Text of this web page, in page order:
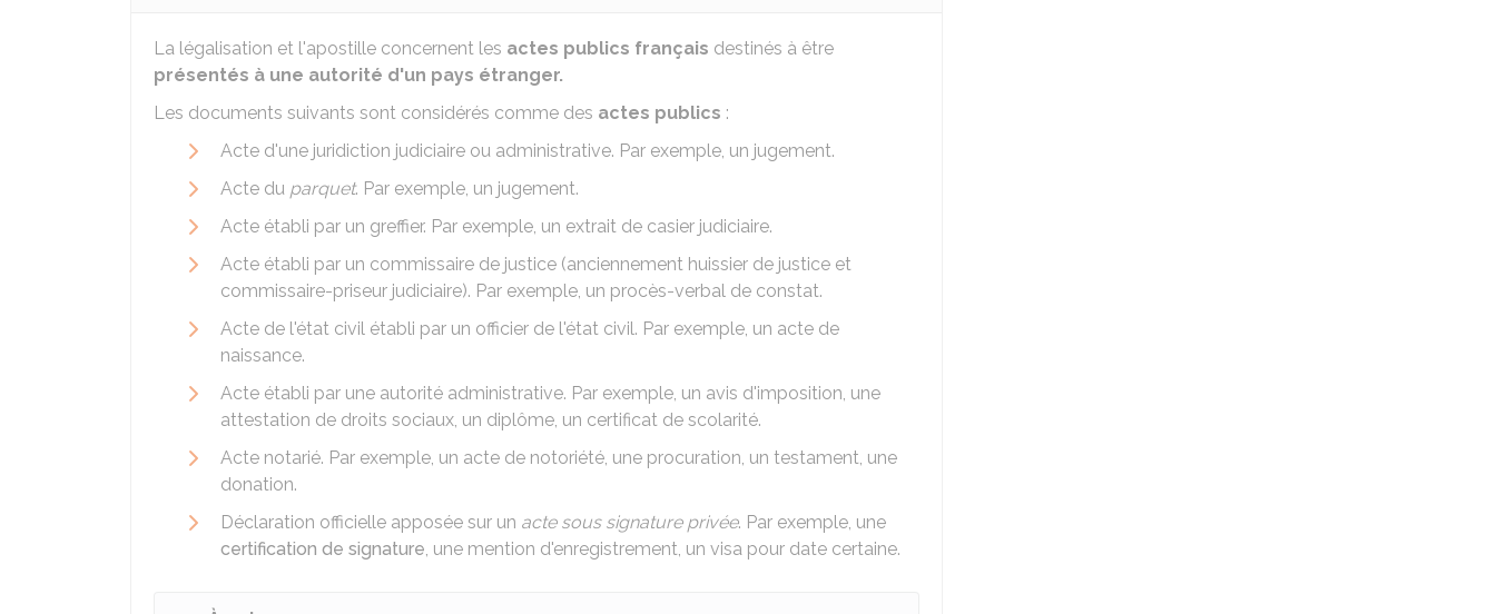
La légalisation et l'apostille concernent les actes publics français destinés à être
présentés à une autorité d'un pays étranger.
Les documents suivants sont considérés comme des actes publics :
Acte d'une juridiction judiciaire ou administrative. Par exemple, un jugement.
Acte du parquet. Par exemple, un jugement.
Acte établi par un greffier. Par exemple, un extrait de casier judiciaire.
Acte établi par un commissaire de justice (anciennement huissier de justice et
commissaire-priseur judiciaire). Par exemple, un procès-verbal de constat.
Acte de l'état civil établi par un officier de l'état civil. Par exemple, un acte de
naissance.
Acte établi par une autorité administrative. Par exemple, un avis d'imposition, une
attestation de droits sociaux, un diplôme, un certificat de scolarité.
Acte notarié. Par exemple, un acte de notoriété, une procuration, un testament, une
donation.
Déclaration officielle apposée sur un acte sous signature privée. Par exemple, une
certification de signature , une mention d'enregistrement, un visa pour date certaine.